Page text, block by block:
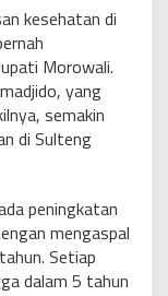
kesehatan di
Morowali.
yang
semakin
di Sulteng
peningkatan
mengaspal
Setiap
dalam 5 tahun